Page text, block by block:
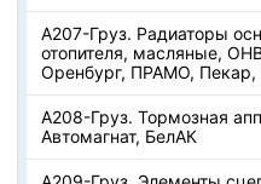
А207-Груз. Радиаторы
отопителя, масляные,
Оренбург, ПРАМО, Пекар,
А208-Груз. Тормозная
Автомагнат, БелАК